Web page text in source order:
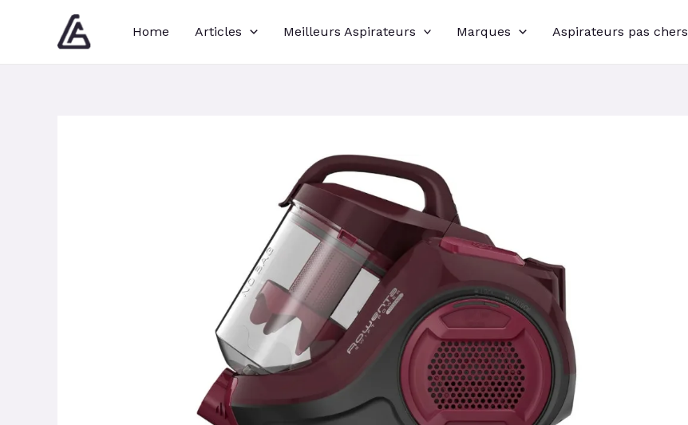
Home Articles Meilleurs Aspirateurs Marques Aspirateurs pas chers